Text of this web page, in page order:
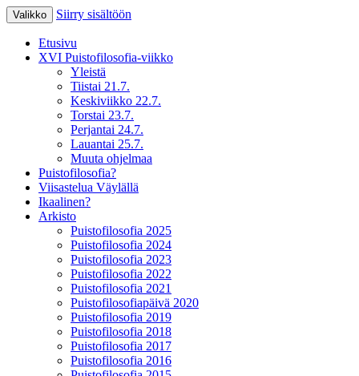
Puistofilosofia
15.-19.7.2025
Valikko Siirry sisältöön
Etusivu
XVI Puistofilosofia-viikko
Yleistä
Tiistai 21.7.
Keskiviikko 22.7.
Torstai 23.7.
Perjantai 24.7.
Lauantai 25.7.
Muuta ohjelmaa
Puistofilosofia?
Viisastelua Väylällä
Ikaalinen?
Arkisto
Puistofilosofia 2025
Puistofilosofia 2024
Puistofilosofia 2023
Puistofilosofia 2022
Puistofilosofia 2021
Puistofilosofiapäivä 2020
Puistofilosofia 2019
Puistofilosofia 2018
Puistofilosofia 2017
Puistofilosofia 2016